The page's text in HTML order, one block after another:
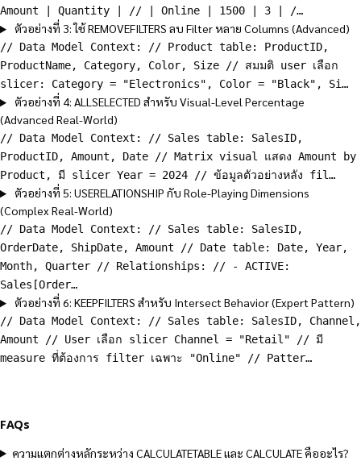
Amount | Quantity | // | Online | 1500 | 3 | /…
ตัวอย่างที่ 3: ใช้ REMOVEFILTERS ลบ Filter หลาย Columns (Advanced)
// Data Model Context: // Product table: ProductID,
ProductName, Category, Color, Size // สมมติ user เลือก
slicer: Category = "Electronics", Color = "Black", Si…
ตัวอย่างที่ 4: ALLSELECTED สำหรับ Visual-Level Percentage
(Advanced Real-World)
// Data Model Context: // Sales table: SalesID,
ProductID, Amount, Date // Matrix visual แสดง Amount by
Product, มี slicer Year = 2024 // ข้อมูลตัวอย่างหลัง fil…
ตัวอย่างที่ 5: USERELATIONSHIP กับ Role-Playing Dimensions
(Complex Real-World)
// Data Model Context: // Sales table: SalesID,
OrderDate, ShipDate, Amount // Date table: Date, Year,
Month, Quarter // Relationships: // - ACTIVE:
Sales[Order…
ตัวอย่างที่ 6: KEEPFILTERS สำหรับ Intersect Behavior (Expert Pattern)
// Data Model Context: // Sales table: SalesID, Channel,
Amount // User เลือก slicer Channel = "Retail" // มี
measure ที่ต้องการ filter เฉพาะ "Online" // Patter…
FAQs
ความแตกต่างหลักระหว่าง CALCULATETABLE และ CALCULATE คืออะไร?